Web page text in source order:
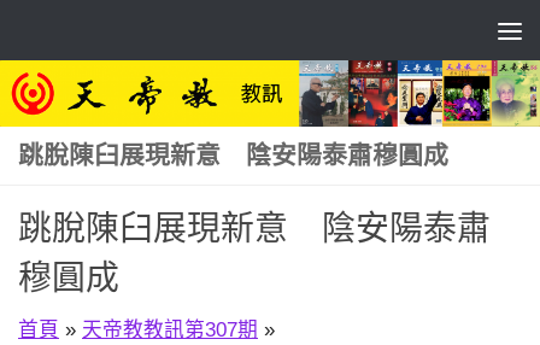
跳脫陳臼展現新意 陰安陽泰肅穆圓成
跳脫陳臼展現新意 陰安陽泰肅
穆圓成
首頁 » 天帝教教訊第307期 »